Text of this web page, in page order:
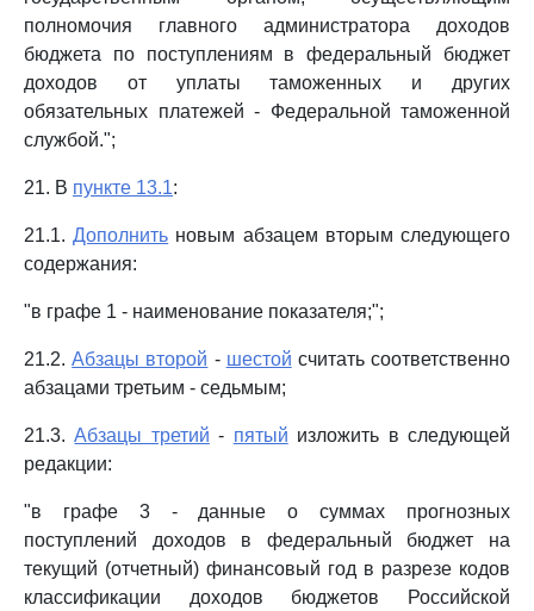
полномочия главного администратора доходов
бюджета по поступлениям в федеральный бюджет
доходов от уплаты таможенных и других
обязательных платежей - Федеральной таможенной
службой.";
21. В пункте 13.1:
21.1.Дополнить новым абзацем вторым следующего
содержания:
"в графе 1 - наименование показателя;";
21.2.Абзацы второй - шестой считать соответственно
абзацами третьим - седьмым;
21.3.Абзацы третий - пятый изложить в следующей
редакции:
"в графе 3 - данные о суммах прогнозных
поступлений доходов в федеральный бюджет на
текущий (отчетный) финансовый год в разрезе кодов
классификации доходов бюджетов Российской